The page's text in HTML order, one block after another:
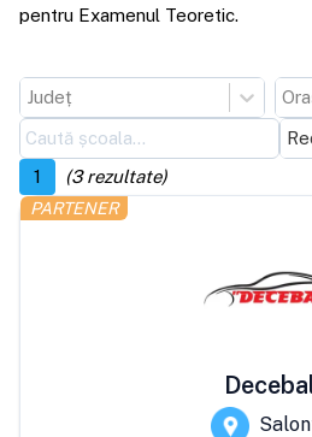
pentru Examenul Teoretic.
Județ
1
(3rezultate)
PARTENER